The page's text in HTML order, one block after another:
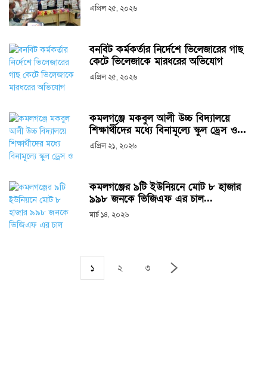
এপ্রিল ২৫, ২০২৬
বনবিট কর্মকর্তার নির্দেশে ভিলেজারের গাছ
কেটে ভিলেজাকে মারধরের অভিযোগ
এপ্রিল ২৫, ২০২৬
কমলগঞ্জে মকবুল আলী উচ্চ বিদ্যালয়ে
শিক্ষার্থীদের মধ্যে বিনামূল্যে স্কুল ড্রেস ও...
এপ্রিল ২১, ২০২৬
কমলগঞ্জের ৯টি ইউনিয়নে মোট ৮ হাজার
৯৯৮ জনকে ভিজিএফ এর চাল...
মার্চ ১৪, ২০২৬
১ ২ ৩